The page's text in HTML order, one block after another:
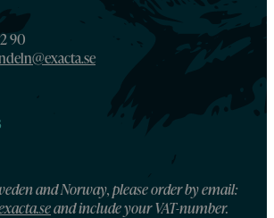
90
and Norway, please order by email:
and include your VAT-number.